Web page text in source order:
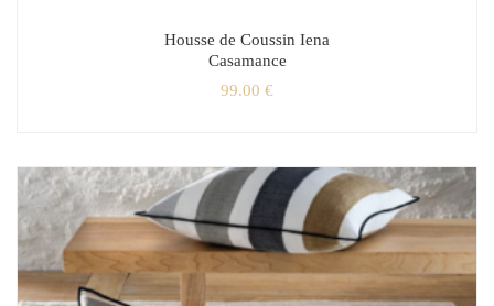
Housse de Coussin Iena
Casamance
99.00 €